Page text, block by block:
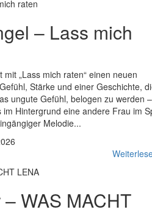
– Lass mich
„Lass mich raten“ einen neuen
Stärke und einer Geschichte,
ungute Gefühl, belogen zu werden –
Hintergrund eine andere Frau im
Melodie...
–WAS MACHT